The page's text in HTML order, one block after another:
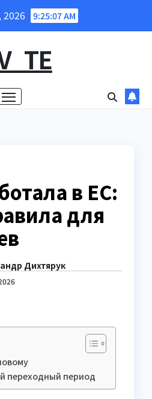
2026 9:25:08 AM
в ЕС:
для
Дихтярук
переходный период